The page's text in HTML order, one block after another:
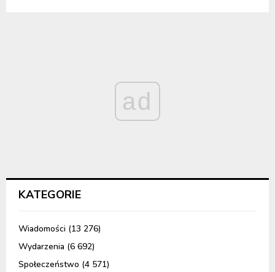
ad
KATEGORIE
Wiadomości (13 276)
Wydarzenia (6 692)
Społeczeństwo (4 571)